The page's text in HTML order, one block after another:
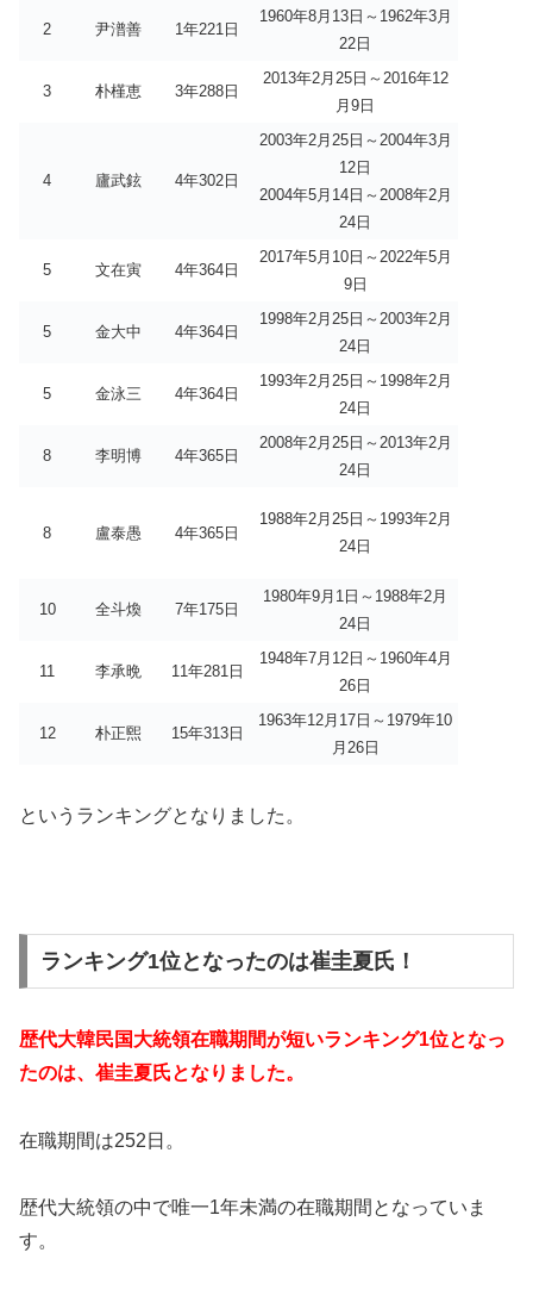
2 尹潽善 1年221日
1960年8月13日～1962年3月
22日
3 朴槿恵 3年288日
2013年2月25日～2016年12
月9日
4 廬武鉉 4年302日
2003年2月25日～2004年3月
12日
2004年5月14日～2008年2月
24日
5 文在寅 4年364日
2017年5月10日～2022年5月
9日
5 金大中 4年364日
1998年2月25日～2003年2月
24日
5 金泳三 4年364日
1993年2月25日～1998年2月
24日
8 李明博 4年365日
2008年2月25日～2013年2月
24日
8 盧泰愚 4年365日
1988年2月25日～1993年2月
24日
10 全斗煥 7年175日
1980年9月1日～1988年2月
24日
11 李承晩 11年281日
1948年7月12日～1960年4月
26日
12 朴正煕 15年313日
1963年12月17日～1979年10
月26日
というランキングとなりました。
ランキング1位となったのは崔圭夏氏！
歴代大韓民国大統領在職期間が短いランキング1位となっ
たのは、崔圭夏氏となりました。
在職期間は252日。
歴代大統領の中で唯一1年未満の在職期間となっていま
す。